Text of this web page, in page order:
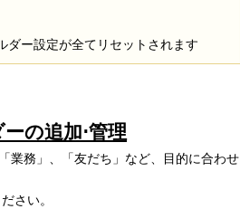
ダー設定が全てリセットされます
の追加⋅管理
業務」、「友だち」など、目的に合わせ
さい。